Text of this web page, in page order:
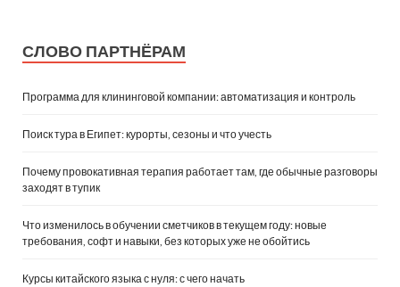
СЛОВО ПАРТНЁРАМ
Программа для клининговой компании: автоматизация и контроль
Поиск тура в Египет: курорты, сезоны и что учесть
Почему провокативная терапия работает там, где обычные разговоры
заходят в тупик
Что изменилось в обучении сметчиков в текущем году: новые
требования, софт и навыки, без которых уже не обойтись
Курсы китайского языка с нуля: с чего начать